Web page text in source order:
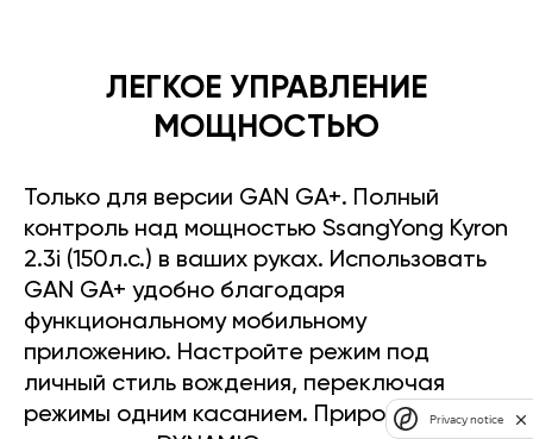
ЛЕГКОЕ УПРАВЛЕНИЕ
МОЩНОСТЬЮ
Только для версии GAN GA+. Полный
контроль над мощностью SsangYong Kyron
2.3i (150л.с.) в ваших руках. Использовать
GAN GA+ удобно благодаря
функциональному мобильному
приложению. Настройте режим под
личный стиль вождения, переключая
режимы одним касанием. Прирост
Privacy notice